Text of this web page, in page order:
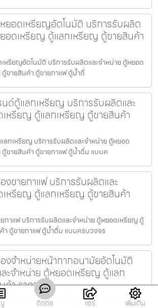
ยอดเหรียญ​อัตโนมัติ บริการรับผลิต
ยอดเหรียญ ตู้แลกเหรียญ ตู้ขายสินค้า
หรียญ​อัตโนมัติ บริการรับผลิตและจำหน่าย ตู้หยอด
ขายสินค้า ตู้ขายกาแฟ ตู้น้ำดื่
ด์ตู้แลกเหรียญ บริการรับผลิตและ
เหรียญ ตู้แลกเหรียญ ตู้ขายสินค้า
กเหรียญ บริการรับผลิตและจำหน่าย ตู้หยอด
ขายสินค้า ตู้ขายกาแฟ ตู้น้ำดื่ม แบบค
งขายกาแฟ บริการรับผลิตและ
เหรียญ ตู้แลกเหรียญ ตู้ขายสินค้า
กาแฟ บริการรับผลิตและจำหน่าย ตู้หยอดเหรียญ ตู้
า ตู้ขายกาแฟ ตู้น้ำดื่ม แบบครบวงจร
งจำหน่ายหน้ากากอนามัย​อัตโนมัติ
ะจำหน่าย ตู้หยอดเหรียญ ตู้แลก
า ราคาถูก
น่ายหน้ากากอนามัย​อัตโนมัติ บริการรับผลิตและ
ติดต่อ แชร์ เพิ่มเติม